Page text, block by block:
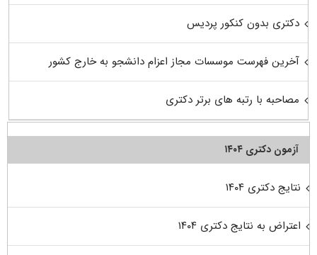
دکتری بدون کنکور پردیس
آخرین فهرست موسسات مجاز اعزام دانشجو به خارج کشور
مصاحبه با رتبه های برتر دکتری
آزمون دکتری ۱۴۰۴
نتایج دکتری ۱۴۰۴
اعتراض به نتایج دکتری ۱۴۰۴